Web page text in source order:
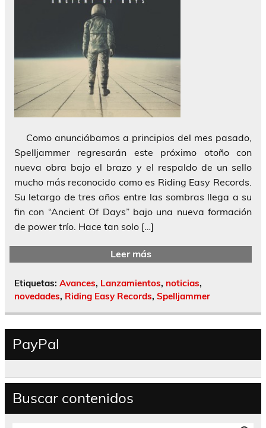
Como anunciábamos a principios del mes pasado,
Spelljammer regresarán este próximo otoño con
nueva obra bajo el brazo y el respaldo de un sello
mucho más reconocido como es Riding Easy Records.
Su letargo de tres años entre las sombras llega a su
fin con “Ancient Of Days” bajo una nueva formación
de power trío. Hace tan solo […]
Leer más
Etiquetas: Avances, Lanzamientos, noticias,
novedades, Riding Easy Records, Spelljammer
PayPal
Buscar contenidos